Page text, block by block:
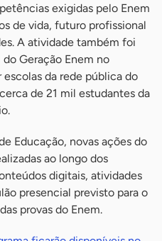
exigidas pelo Enem
de vida, futuro profissional
A atividade também foi
Geração Enem no
escolas da rede pública do
de 21 mil estudantes da
Educação, novas ações do
ao longo dos
digitais, atividades
presencial previsto para o
provas do Enem.